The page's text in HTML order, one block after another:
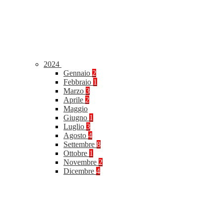
2024
Gennaio 2
Febbraio 1
Marzo 3
Aprile 2
Maggio
Giugno 1
Luglio 3
Agosto 4
Settembre 8
Ottobre 1
Novembre 2
Dicembre 4